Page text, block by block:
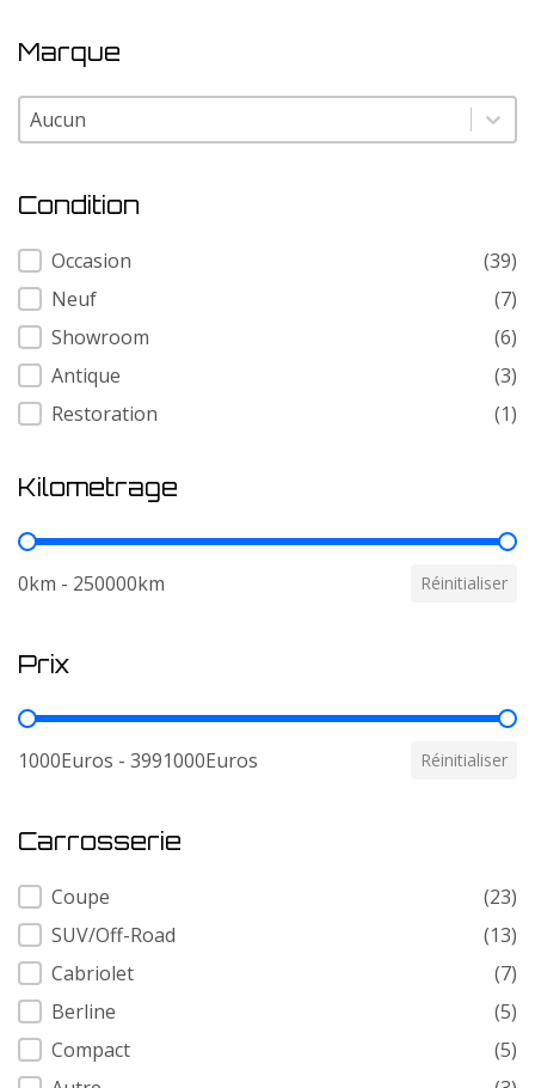
Marque
Marque
Marque
Condition
Condition
Occasion
(39)
Neuf
(7)
Showroom
(6)
Antique
(3)
Restoration
(1)
Kilometrage
Kilometrage
0km - 250000km Réinitialiser
Prix
Prix
1000Euros - 3991000Euros Réinitialiser
Carrosserie
Carrosserie
Coupe
(23)
SUV/Off-Road
(13)
Cabriolet
(7)
Berline
(5)
Compact
(5)